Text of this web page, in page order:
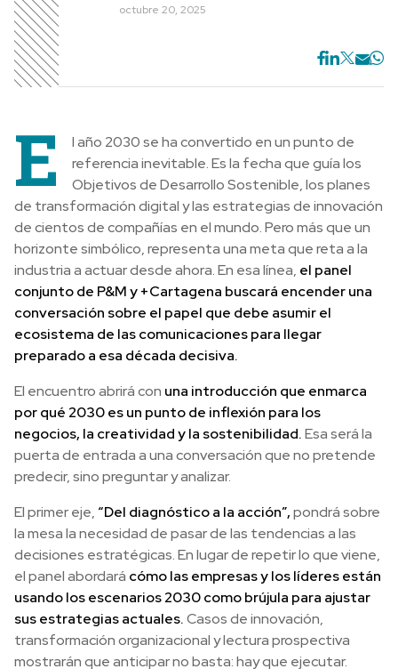
octubre 20, 2025
E
l año 2030 se ha convertido en un punto de
referencia inevitable. Es la fecha que guía los
Objetivos de Desarrollo Sostenible, los planes
de transformación digital y las estrategias de innovación
de cientos de compañías en el mundo. Pero más que un
horizonte simbólico, representa una meta que reta a la
industria a actuar desde ahora. En esa línea, el panel
conjunto de P&M y +Cartagena buscará encender una
conversación sobre el papel que debe asumir el
ecosistema de las comunicaciones para llegar
preparado a esa década decisiva.
El encuentro abrirá con una introducción que enmarca
por qué 2030 es un punto de inflexión para los
negocios, la creatividad y la sostenibilidad.Esa será la
puerta de entrada a una conversación que no pretende
predecir, sino preguntar y analizar.
El primer eje, “Del diagnóstico a la acción”,pondrá sobre
la mesa la necesidad de pasar de las tendencias a las
decisiones estratégicas. En lugar de repetir lo que viene,
el panel abordará cómo las empresas y los líderes están
usando los escenarios 2030 como brújula para ajustar
sus estrategias actuales.Casos de innovación,
transformación organizacional y lectura prospectiva
mostrarán que anticipar no basta: hay que ejecutar.